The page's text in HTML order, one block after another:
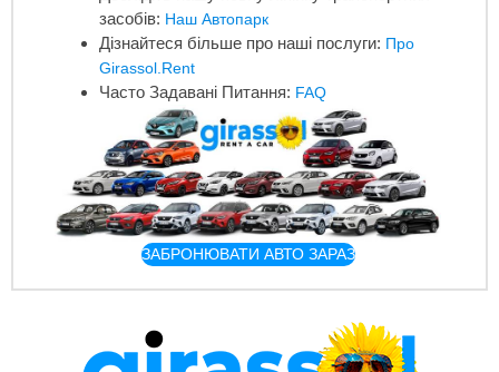
засобів: Наш Автопарк
Дізнайтеся більше про наші послуги: Про
Girassol.Rent
Часто Задавані Питання: FAQ
ЗАБРОНЮВАТИ АВТО ЗАРАЗ